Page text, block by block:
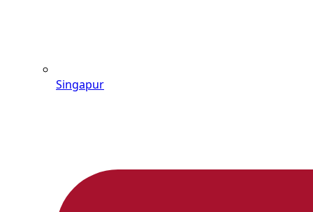
Singapur